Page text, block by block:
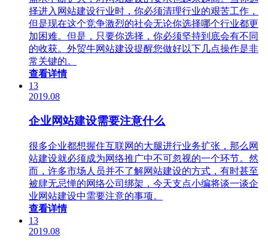
择进入网站建设行业时，你必须清理行业的艰苦工作，
但是现在这个竞争激烈的社会无论你选择哪个行业都更
加困难。但是，只要你选择，你必须坚持到底会有不同
的收获。外贸牛网站建设提醒您做好以下几点操作是非
常关键的。
查看详情
13
2019.08
企业网站建设需要注意什么
很多企业都想握住互联网的大腿进行业务扩张，那么网
站建设就必须成为网络推广中不可忽视的一个环节。然
而，许多市场人员并不了解网站建设的方式，有时甚至
被肆无忌惮的网络公司绑架，今天支点小编将谈一谈企
业网站建设中需要注意的事项。
查看详情
13
2019.08